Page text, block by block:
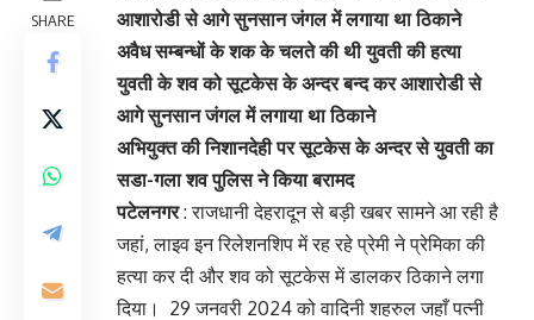
SHARE
आशारोडी से आगे सुनसान जंगल में लगाया था ठिकाने
अवैध सम्बन्धों के शक के चलते की थी युवती की हत्या
युवती के शव को सूटकेस के अन्दर बन्द कर आशारोडी से
आगे सुनसान जंगल में लगाया था ठिकाने
अभियुक्त की निशानदेही पर सूटकेस के अन्दर से युवती का
सडा-गला शव पुलिस ने किया बरामद
पटेलनगर: राजधानी देहरादून से बड़ी खबर सामने आ रही है
जहां, लाइव इन रिलेशनशिप में रह रहे प्रेमी ने प्रेमिका की
हत्या कर दी और शव को सूटकेस में डालकर ठिकाने लगा
दिया। 29 जनवरी 2024 को वादिनी शहरुल जहाँ पत्नी